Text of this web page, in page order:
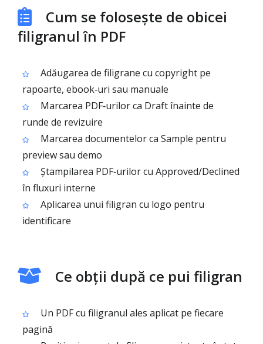
Cum se folosește de obicei
filigranul în PDF
Adăugarea de filigrane cu copyright pe
rapoarte, ebook‑uri sau manuale
Marcarea PDF‑urilor ca Draft înainte de
runde de revizuire
Marcarea documentelor ca Sample pentru
preview sau demo
Ștampilarea PDF‑urilor cu Approved/Declined
în fluxuri interne
Aplicarea unui filigran cu logo pentru
identificare
Ce obții după ce pui filigran
Un PDF cu filigranul ales aplicat pe fiecare
pagină